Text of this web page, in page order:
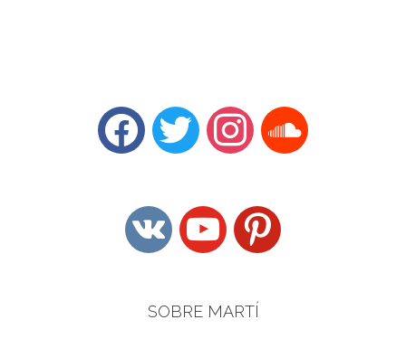
facebooktwitter instagramsoundcloud
vkontakteyoutubepinterest
SOBRE MARTÍ